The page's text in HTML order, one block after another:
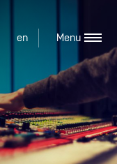
en